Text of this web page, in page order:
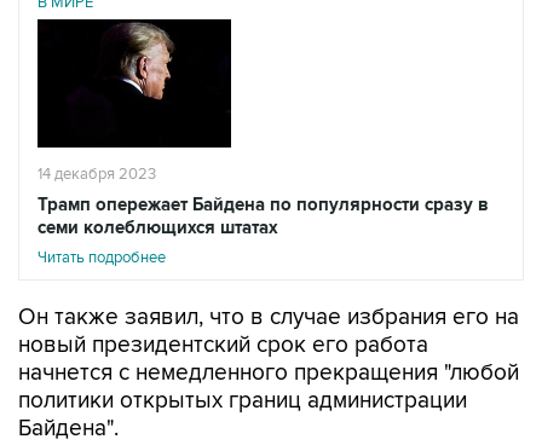
14 декабря 2023
Трамп опережает Байдена по популярности сразу в
семи колеблющихся штатах
Читать подробнее
Он также заявил, что в случае избрания его на
новый президентский срок его работа
начнется с немедленного прекращения "любой
политики открытых границ администрации
Байдена".